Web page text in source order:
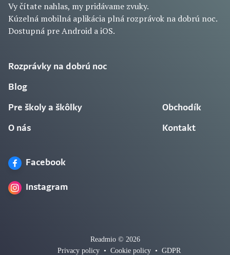
Vy čítate nahlas, my pridávame zvuky.
Kúzelná mobilná aplikácia plná rozprávok na dobrú noc.
Dostupná pre Android a iOS.
Rozprávky na dobrú noc
Blog
Pre školy a škôlky
O nás
Obchodík
Kontakt
Facebook
Instagram
Readmio © 2026
Privacy policy • Cookie policy • GDPR